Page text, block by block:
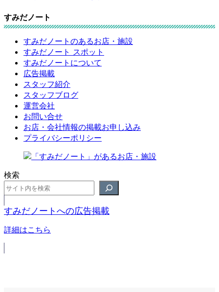
すみだノート
すみだノートのあるお店・施設
すみだノート スポット
すみだノートについて
広告掲載
スタッフ紹介
スタッフブログ
運営会社
お問い合せ
お店・会社情報の掲載お申し込み
プライバシーポリシー
検索
すみだノートへの広告掲載
詳細はこちら